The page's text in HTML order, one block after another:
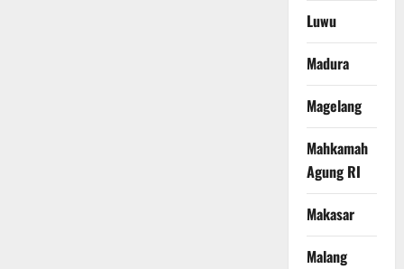
Luwu
Madura
Magelang
Mahkamah
Agung RI
Makasar
Malang